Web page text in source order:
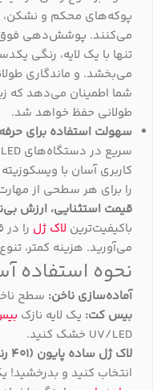
پوکه‌های محکم و نشکن،
می‌کنند. پوشش‌دهی
تنها با یک لایه، رنگی
شما اطمینان می‌دهد که
طولانی حفظ خواهد شد.
سهولت استفاده برای
کاربری آسان با
را برای هر سطحی از
قیمت استثنایی، ارزش
باکیفیت‌ترین لاک ژل را
می‌آورید. هزینه کمتر،
نحوه استفاده
آماده‌سازی ناخن: سطح
بیس کت: یک لایه نازک
UV/LED خشک کنید.
لاک ژل ساده پایون (401 رنگ):
انتخاب کنید و بدرخشید!